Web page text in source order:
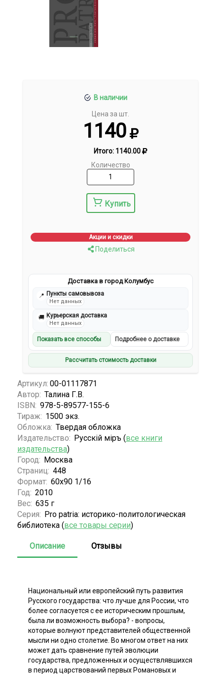
В наличии
Цена за шт.
1140
Итого: 1140.00
Количество
Купить
Акции и скидки
Поделиться
Доставка в город Колумбус
📍 Пункты самовывоза
Нет данных
🚚 Курьерская доставка
Нет данных
Показать все способы Подробнее о доставке
Рассчитать стоимость доставки
Артикул: 00-01117871
Автор: Талина Г.В.
ISBN: 978-5-89577-155-6
Тираж: 1500 экз.
Обложка: Твердая обложка
Издательство: Русскiй мiръ (все книги
издательства)
Город: Москва
Страниц: 448
Формат: 60х90 1/16
Год: 2010
Вес: 635 г
Серия: Pro patria: историко-политологическая
библиотека (все товары серии)
Описание Отзывы
Национальный или европейский путь развития
Русского государства: что лучше для России, что
более согласуется с ее историческим прошлым,
была ли возможность выбора? - вопросы,
которые волнуют представителей общественной
мысли ни одно столетие. Во многом ответ на них
может дать сравнение путей эволюции
государства, предложенных и осуществлявшихся
в период царствований первых Романовых и